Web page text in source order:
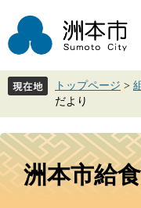
ジ
先
ュ
を
て
本
トップページ >
だより
本
文
洲本市給